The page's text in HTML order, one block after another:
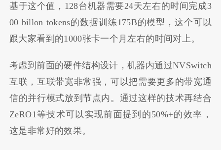
基于这个值，128台机器需要24天左右的时间完成3
00 billon tokens的数据训练175B的模型，这个可以
跟大家看到的1000张卡一个月左右的时间对上。
考虑到前面的硬件结构设计，机器内通过NVSwitch
互联，互联带宽非常强，可以把需要更多的带宽通
信的并行模式放到节点内。通过这样的技术再结合
ZeRO1等技术可以实现前面提到的50%+的效率，
这是非常好的效果。